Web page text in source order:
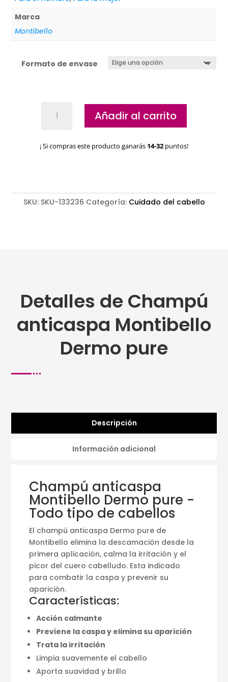
Marca
Montibello
Formato de envase
anticaspa
Dermo
Añadir al carrito
¡ Si compras este producto ganarás 14-32 puntos!
SKU: SKU-133236 Categoría: Cuidado del cabello
Detalles de Champú
anticaspa Montibello
Dermo pure
Descripción
Información adicional
Champú anticaspa
Montibello Dermo pure -
Todo tipo de cabellos
El champú anticaspa Dermo pure de
Montibello elimina la descamación desde la
primera aplicación, calma la irritación y el
picor del cuero cabelludo. Esta indicado
para combatir la caspa y prevenir su
aparición.
Características:
Acción calmante
Previene la caspa y elimina su aparición
Trata la irritación
Limpia suavemente el cabello
Aporta suavidad y brillo